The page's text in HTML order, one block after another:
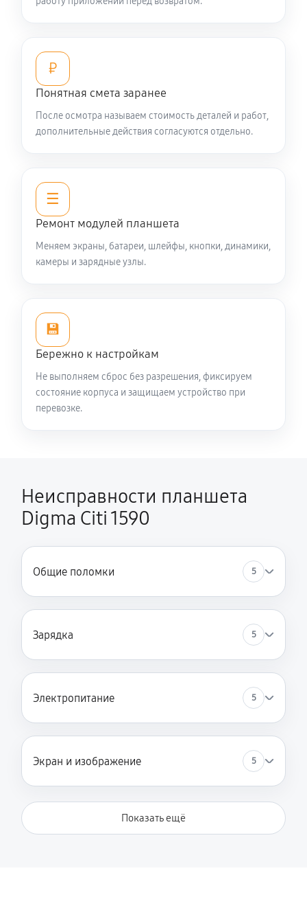
₽
Понятная смета заранее
После осмотра называем стоимость деталей и работ,
дополнительные действия согласуются отдельно.
☰
Ремонт модулей планшета
Меняем экраны, батареи, шлейфы, кнопки, динамики,
камеры и зарядные узлы.
💾
Бережно к настройкам
Не выполняем сброс без разрешения, фиксируем
состояние корпуса и защищаем устройство при
перевозке.
Неисправности планшета
Digma Citi 1590
Общие поломки 5
Зарядка 5
Электропитание 5
Экран и изображение 5
Показать ещё